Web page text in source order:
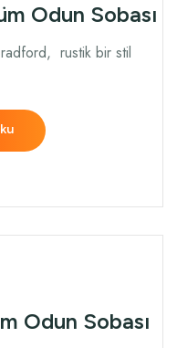
Odun Sobası
rustik bir stil
Odun Sobası